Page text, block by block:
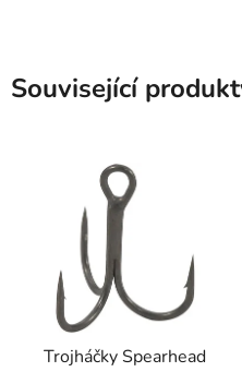
Související
Trojháčky Spearhead